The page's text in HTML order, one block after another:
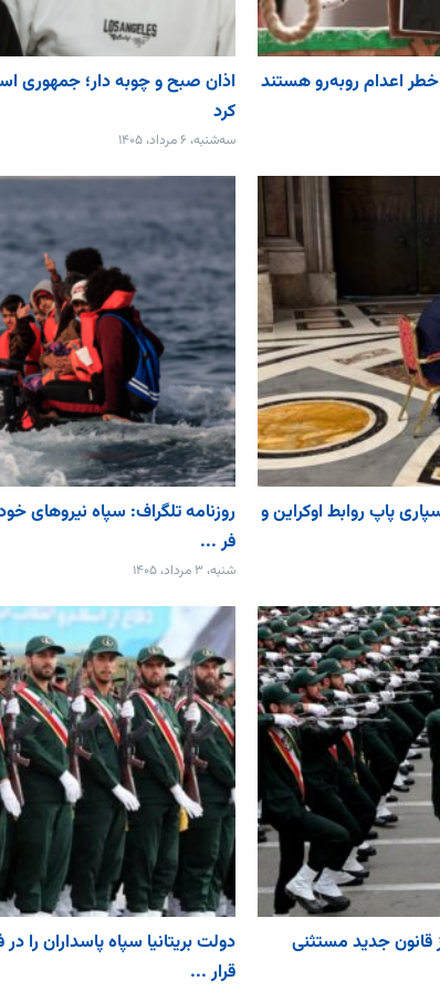
اذان صبح و چوبه دار؛ جمهوری
کرد
سه‌شنبه، ۶ مرداد، ۱۴۰۵
پاپ روابط اوکراین و
روزنامه تلگراف: سپاه نیروهای
فر ...
شنبه، ۳ مرداد، ۱۴۰۵
قانون جدید مستثنی
دولت بریتانیا سپاه پاسداران
قرار ...